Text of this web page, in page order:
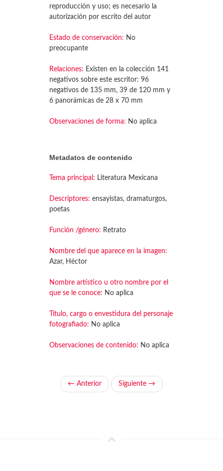
reproducción y uso; es necesario la
autorización por escrito del autor
Estado de conservación: No
preocupante
Relaciones: Existen en la colección 141
negativos sobre este escritor: 96
negativos de 135 mm, 39 de 120 mm y
6 panorámicas de 28 x 70 mm
Observaciones de forma: No aplica
Metadatos de contenido
Tema principal: Literatura Mexicana
Descriptores: ensayistas, dramaturgos,
poetas
Función /género: Retrato
Nombre del que aparece en la imagen:
Azar, Héctor
Nombre artístico u otro nombre por el
que se le conoce: No aplica
Título, cargo o envestidura del personaje
fotografiado: No aplica
Observaciones de contenido: No aplica
← Anterior Siguiente →